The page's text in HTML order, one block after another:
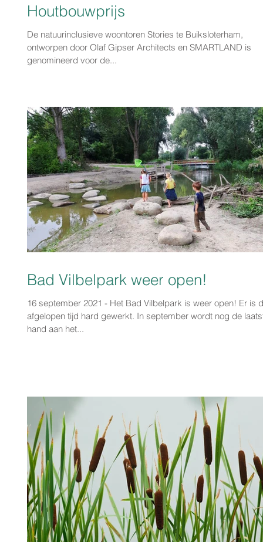
Houtbouwprijs
De natuurinclusieve woontoren Stories te Buiksloterham,
ontworpen door Olaf Gipser Architects en SMARTLAND is
genomineerd voor de...
Bad Vilbelpark weer open!
16 september 2021 - Het Bad Vilbelpark is weer open! Er is
afgelopen tijd hard gewerkt. In september wordt nog de
hand aan het...